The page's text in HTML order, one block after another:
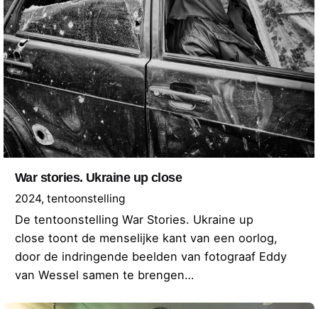
War stories. Ukraine up close
2024 tentoonstelling
De tentoonstelling War Stories. Ukraine up
close toont de menselijke kant van een oorlog,
door de indringende beelden van fotograaf Eddy
van Wessel samen te brengen…